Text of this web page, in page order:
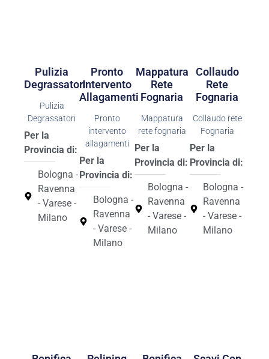
Pulizia
Degrassatori
Pulizia
Degrassatori
Per la
Provincia di:
Bologna -
Ravenna
- Varese -
Milano
Pronto
Intervento
Allagamenti
Pronto
intervento
allagamenti
Per la
Provincia di:
Bologna -
Ravenna
- Varese -
Milano
Mappatura
Rete
Fognaria
Mappatura
rete fognaria
Per la
Provincia di:
Bologna -
Ravenna
- Varese -
Milano
Collaudo
Rete
Fognaria
Collaudo rete
Fognaria
Per la
Provincia di:
Bologna -
Ravenna
- Varese -
Milano